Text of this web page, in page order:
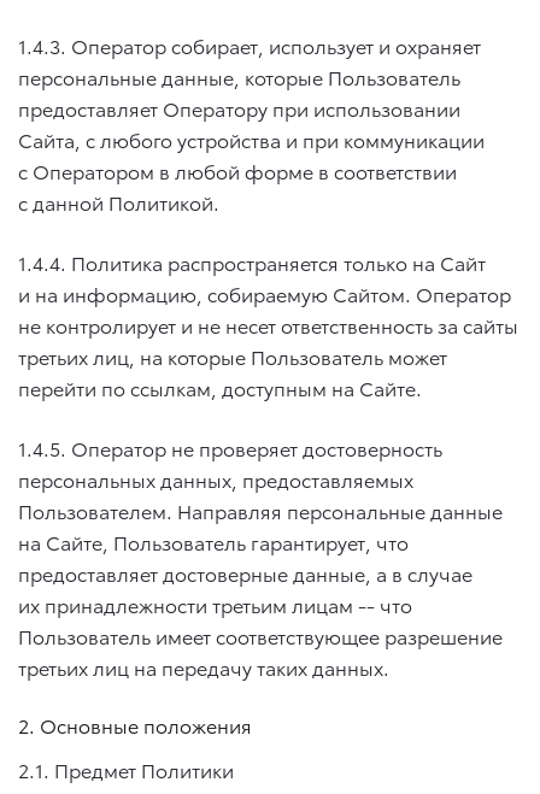
1.4.3. Оператор собирает, использует и охраняет
персональные данные, которые Пользователь
предоставляет Оператору при использовании
Сайта, с любого устройства и при коммуникации
с Оператором в любой форме в соответствии
с данной Политикой.
1.4.4. Политика распространяется только на Сайт
и на информацию, собираемую Сайтом. Оператор
не контролирует и не несет ответственность за сайты
третьих лиц, на которые Пользователь может
перейти по ссылкам, доступным на Сайте.
1.4.5. Оператор не проверяет достоверность
персональных данных, предоставляемых
Пользователем. Направляя персональные данные
на Сайте, Пользователь гарантирует, что
предоставляет достоверные данные, а в случае
их принадлежности третьим лицам -- что
Пользователь имеет соответствующее разрешение
третьих лиц на передачу таких данных.
2. Основные положения
2.1. Предмет Политики